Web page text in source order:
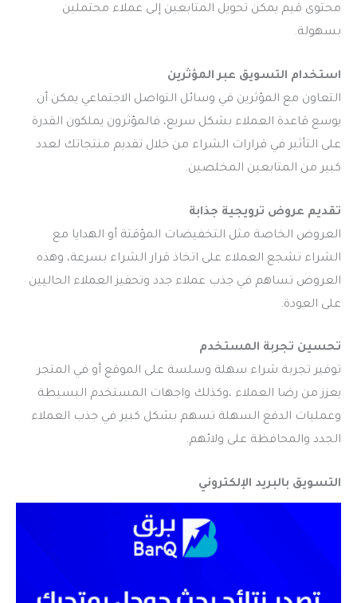
محتوى قيم يمكن تحويل المتابعين إلى عملاء محتملين
بسهولة.
استخدام التسويق عبر المؤثرين
التعاون مع المؤثرين في وسائل التواصل الاجتماعي يمكن أن
يوسع قاعدة العملاء بشكل سريع، فالمؤثرون يملكون القدرة
على التأثير في قرارات الشراء من خلال تقديم منتجاتك لعدد
كبير من المتابعين المخلصين.
تقديم عروض ترويجية جذابة
العروض الخاصة مثل التخفيضات المؤقتة أو الهدايا مع
الشراء تشجع العملاء على اتخاذ قرار الشراء بسرعة، وهذه
العروض تساهم في جذب عملاء جدد وتحفيز العملاء الحاليين
على العودة.
تحسين تجربة المستخدم
توفير تجربة شراء سهلة وسلسة على الموقع أو في المتجر
يعزز من رضا العملاء ،وكذلك واجهات المستخدم البسيطة
وعمليات الدفع السهلة تسهم بشكل كبير في جذب العملاء
الجدد والمحافظة على ولائهم.
التسويق بالبريد الإلكتروني